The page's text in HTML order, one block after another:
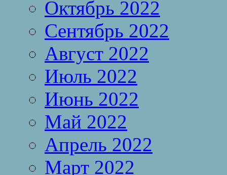
Октябрь 2022
Сентябрь 2022
Август 2022
Июль 2022
Июнь 2022
Май 2022
Апрель 2022
Март 2022